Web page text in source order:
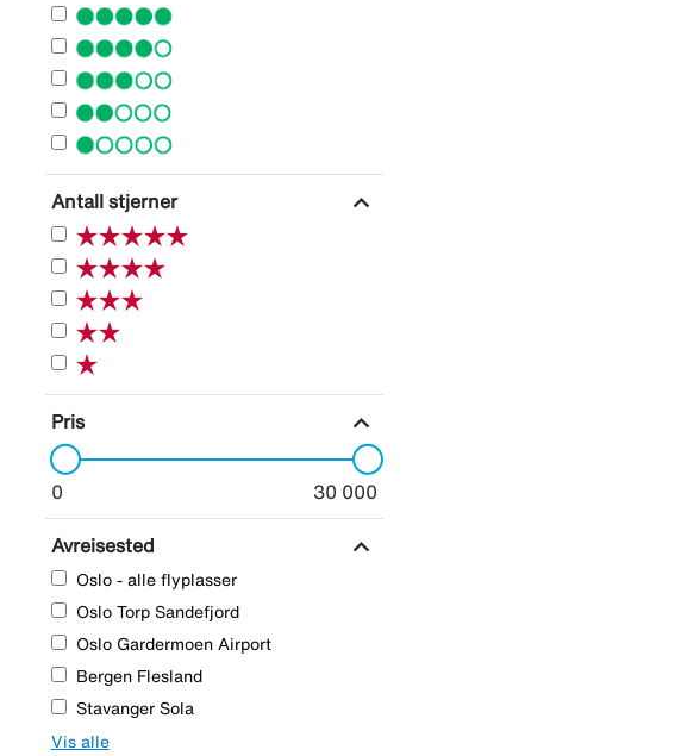
Antall stjerner expand_more
Pris expand_more
0 30 000
Avreisested expand_more
Oslo - alle flyplasser
Oslo Torp Sandefjord
Oslo Gardermoen Airport
Bergen Flesland
Stavanger Sola
Vis alle